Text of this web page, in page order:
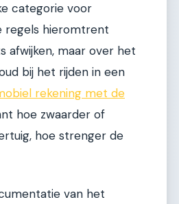
categorie voor
regels hieromtrent
afwijken, maar over het
bij het rijden in een
rekening met de
hoe zwaarder of
hoe strenger de
van het